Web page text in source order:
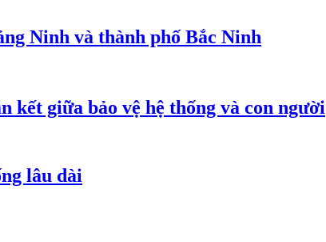
Ninh và thành phố Bắc Ninh
kết giữa bảo vệ hệ thống và con người
lâu dài